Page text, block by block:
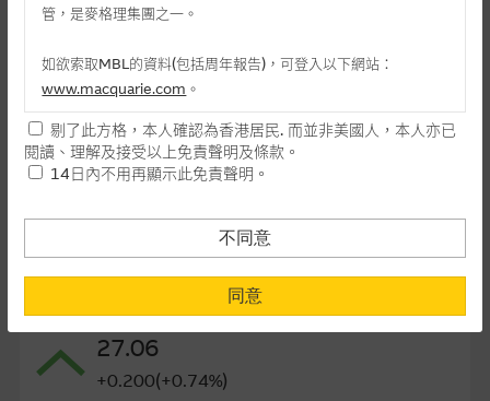
距離到期日
每手(份) 2,000
街貨量(百萬份)
街貨百分比 0.00%
最後更新日期： 07-08-2026 16:20
相關資產資料
1810 小米集團
27.06
+0.200(+0.74%)
管，是麥格理集團之一。
如欲索取MBL的資料(包括周年報告)，可登入以下網站：
www.macquarie.com 。
本網站所載資料會隨時更改，而不作另行通知，如閣下欲取麥格
理的資料，可直接聯絡本集團職員。
民使用，並不提供或發售予美國人。本網站內容無意要約或唆使
閣下購買證券、基金單位或其他投資工具(不論在參考條款上或在
其他地方)，但清楚表明上述意圖的個別段落則屬例外。
提供網站內容的基準 – 使用時請考慮個人風險
網站內容來自我們在所示日期時認為可靠之來源，且均以真誠提
供。惟麥格理集團並無核實所有網站內容，故就閣下的目的而
剔了此方格，本人確認為香港居民. 而並非美國人，本人亦已
閱讀、理解及接受以上免責聲明及條款。
14日內不用再顯示此免責聲明。
不同意
同意